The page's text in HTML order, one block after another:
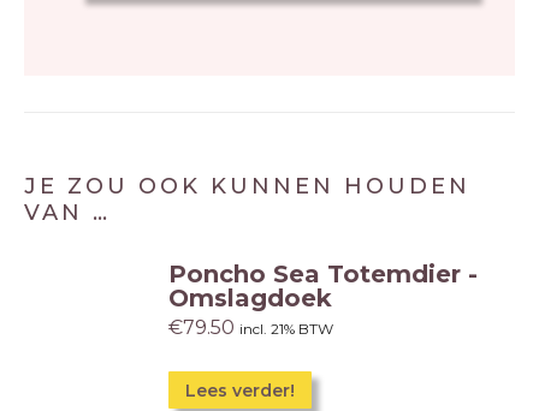
JE ZOU OOK KUNNEN HOUDEN
VAN …
Poncho Sea Totemdier -
Omslagdoek
€79.50 incl. 21% BTW
Lees verder!